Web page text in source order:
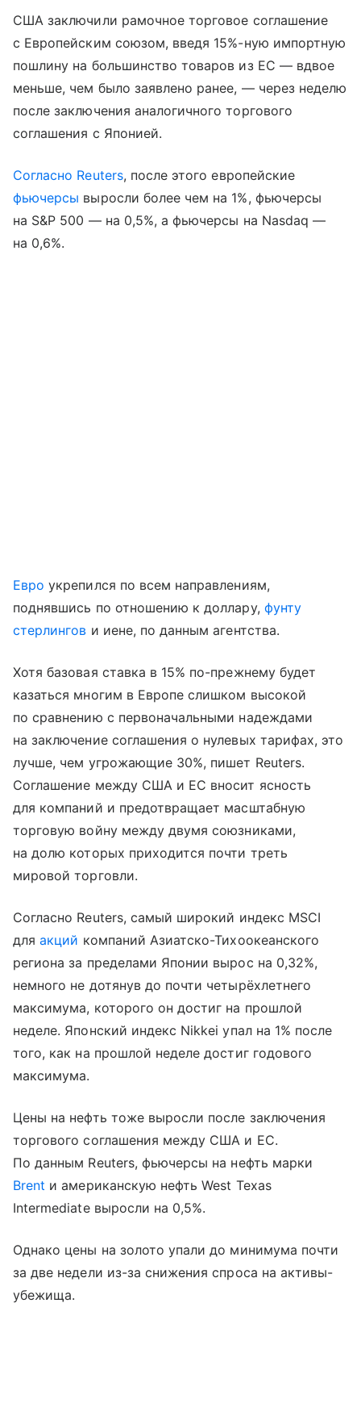
США заключили рамочное торговое соглашение
с Европейским союзом, введя 15%-ную импортную
пошлину на большинство товаров из ЕС — вдвое
меньше, чем было заявлено ранее, — через неделю
после заключения аналогичного торгового
соглашения с Японией.
Согласно Reuters, после этого европейские
фьючерсы выросли более чем на 1%, фьючерсы
на S&P 500 — на 0,5%, а фьючерсы на Nasdaq —
на 0,6%.
Евро укрепился по всем направлениям,
поднявшись по отношению к доллару, фунту
стерлингов и иене, по данным агентства.
Хотя базовая ставка в 15% по-прежнему будет
казаться многим в Европе слишком высокой
по сравнению с первоначальными надеждами
на заключение соглашения о нулевых тарифах, это
лучше, чем угрожающие 30%, пишет Reuters.
Соглашение между США и ЕС вносит ясность
для компаний и предотвращает масштабную
торговую войну между двумя союзниками,
на долю которых приходится почти треть
мировой торговли.
Согласно Reuters, самый широкий индекс MSCI
дляакций компаний Азиатско-Тихоокеанского
региона за пределами Японии вырос на 0,32%,
немного не дотянув до почти четырёхлетнего
максимума, которого он достиг на прошлой
неделе. Японский индекс Nikkei упал на 1% после
того, как на прошлой неделе достиг годового
максимума.
Цены на нефть тоже выросли после заключения
торгового соглашения между США и ЕС.
По данным Reuters, фьючерсы на нефть марки
Brent и американскую нефть West Texas
Intermediate выросли на 0,5%.
Однако цены на золото упали до минимума почти
за две недели из-за снижения спроса на активы-
убежища.